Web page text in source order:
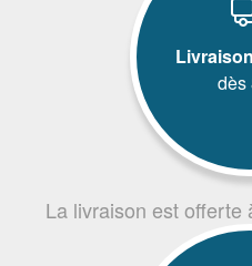
dès
La livraison est offerte